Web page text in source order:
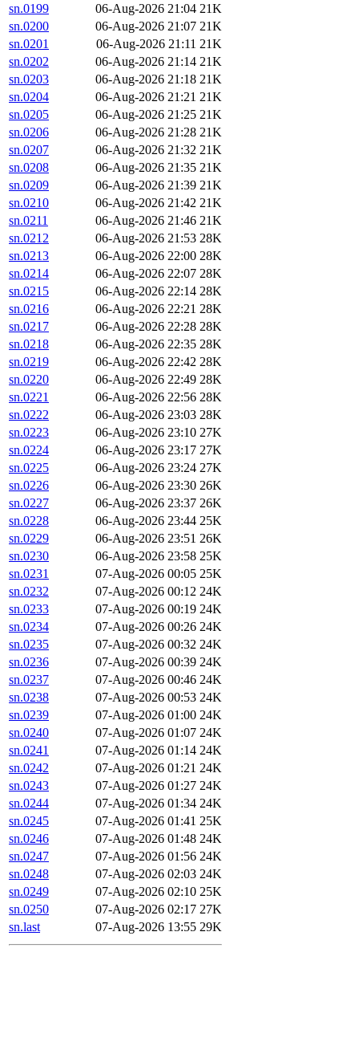
sn.0199
06-Aug-2026 21:04 21K
sn.0200
06-Aug-2026 21:07 21K
sn.0201
06-Aug-2026 21:11 21K
sn.0202
06-Aug-2026 21:14 21K
sn.0203
06-Aug-2026 21:18 21K
sn.0204
06-Aug-2026 21:21 21K
sn.0205
06-Aug-2026 21:25 21K
sn.0206
06-Aug-2026 21:28 21K
sn.0207
06-Aug-2026 21:32 21K
sn.0208
06-Aug-2026 21:35 21K
sn.0209
06-Aug-2026 21:39 21K
sn.0210
06-Aug-2026 21:42 21K
sn.0211
06-Aug-2026 21:46 21K
sn.0212
06-Aug-2026 21:53 28K
sn.0213
06-Aug-2026 22:00 28K
sn.0214
06-Aug-2026 22:07 28K
sn.0215
06-Aug-2026 22:14 28K
sn.0216
06-Aug-2026 22:21 28K
sn.0217
06-Aug-2026 22:28 28K
sn.0218
06-Aug-2026 22:35 28K
sn.0219
06-Aug-2026 22:42 28K
sn.0220
06-Aug-2026 22:49 28K
sn.0221
06-Aug-2026 22:56 28K
sn.0222
06-Aug-2026 23:03 28K
sn.0223
06-Aug-2026 23:10 27K
sn.0224
06-Aug-2026 23:17 27K
sn.0225
06-Aug-2026 23:24 27K
sn.0226
06-Aug-2026 23:30 26K
sn.0227
06-Aug-2026 23:37 26K
sn.0228
06-Aug-2026 23:44 25K
sn.0229
06-Aug-2026 23:51 26K
sn.0230
06-Aug-2026 23:58 25K
sn.0231
07-Aug-2026 00:05 25K
sn.0232
07-Aug-2026 00:12 24K
sn.0233
07-Aug-2026 00:19 24K
sn.0234
07-Aug-2026 00:26 24K
sn.0235
07-Aug-2026 00:32 24K
sn.0236
07-Aug-2026 00:39 24K
sn.0237
07-Aug-2026 00:46 24K
sn.0238
07-Aug-2026 00:53 24K
sn.0239
07-Aug-2026 01:00 24K
sn.0240
07-Aug-2026 01:07 24K
sn.0241
07-Aug-2026 01:14 24K
sn.0242
07-Aug-2026 01:21 24K
sn.0243
07-Aug-2026 01:27 24K
sn.0244
07-Aug-2026 01:34 24K
sn.0245
07-Aug-2026 01:41 25K
sn.0246
07-Aug-2026 01:48 24K
sn.0247
07-Aug-2026 01:56 24K
sn.0248
07-Aug-2026 02:03 24K
sn.0249
07-Aug-2026 02:10 25K
sn.0250
07-Aug-2026 02:17 27K
sn.last
07-Aug-2026 13:55 29K